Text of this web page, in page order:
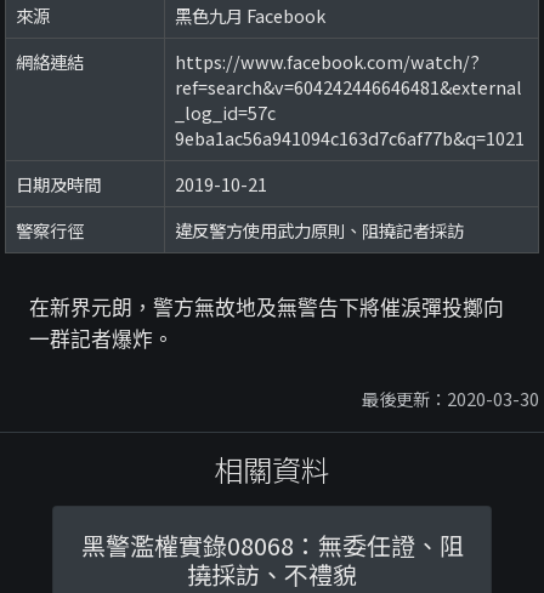
來源
黑色九月 Facebook
網絡連結
https://www.facebook.com/watch/?
ref=search&v=604242446646481&external
_log_id=57c
9eba1ac56a941094c163d7c6af77b&q=1021
日期及時間
2019-10-21
警察行徑
違反警方使用武力原則、阻撓記者採訪
在新界元朗，警方無故地及無警告下將催淚彈投擲向
一群記者爆炸。
最後更新：2020-03-30
相關資料
黑警濫權實錄08068：無委任證、阻
撓採訪、不禮貌